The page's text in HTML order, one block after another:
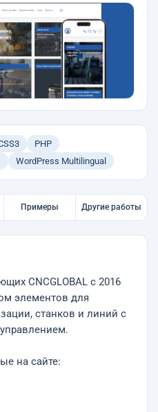
PHP
WordPress Multilingual
Примеры Другие работы
CNCGLOBAL с 2016
элементов для
станков и линий с
на сайте: